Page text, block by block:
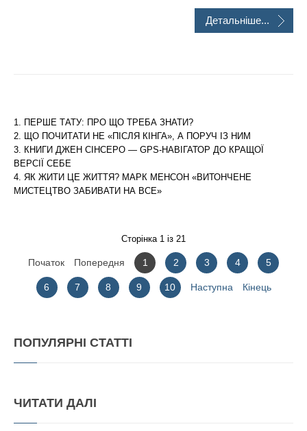
Детальніше...
ПЕРШЕ ТАТУ: ПРО ЩО ТРЕБА ЗНАТИ?
ЩО ПОЧИТАТИ НЕ «ПІСЛЯ КІНГА», А ПОРУЧ ІЗ НИМ
КНИГИ ДЖЕН СІНСЕРО — GPS-НАВІГАТОР ДО КРАЩОЇ
ВЕРСІЇ СЕБЕ
ЯК ЖИТИ ЦЕ ЖИТТЯ? МАРК МЕНСОН «ВИТОНЧЕНЕ
МИСТЕЦТВО ЗАБИВАТИ НА ВСЕ»
Сторінка 1 із 21
Початок Попередня 1 2 3 4 5
6 7 8 9 10 Наступна Кінець
ПОПУЛЯРНІ СТАТТІ
ЧИТАТИ ДАЛІ